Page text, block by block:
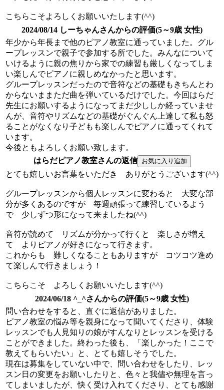
こちらこそよろしくお願いいたします(^^)
2024/08/14 しーちゃんさんからの評価(5～9歳 女性)
年少から年長まで他のピアノ教室に通っていました。グル
ープレッスンで親子で参加する所でした。みんなについて
いけるように親の焦りから家での練習も厳しくなってしま
い楽しんでピアノに親しめなかったと思います。
グループレッスンだったので音符などの基礎もきちんとわ
からないままただ曲を弾いているだけでした。今回はらだ
先生にお願いするようになってまだ少ししか経っていませ
んが、音符やリズムなどの基礎がぐんぐん上達して私も怒
ることがなくなり子どもも楽しんでピアノに通ってくれて
います。
今後ともよろしくお願い致します。
はらだピアノ教室さんの返信
とても嬉しいお言葉をいただき ありがとうございます(^^)
グループレッスンから個人レッスンに変わると 大変な部
分が多くあるのですが 毎週頑張って練習しているよう
で 少しずつ形になって来ましたね(^^)
音符が読めて リズムが分かって行くと 楽しさが増え
て よりピアノが好きになって行きます。
これからも 難しくなることもありますが コツコツ進め
て楽しんで行きましょう！
こちらこそ よろしくお願いいたします(^^)
2024/06/18 ^_^さんからの評価(5～9歳 女性)
問い合わせをすると、直ぐに返信がありました。
ピアノ教室の悩み等を親身になって聞いてくださり、体験
レッスンでも人見知りの娘がすんなりとレッスンを受ける
ことができました。終わった後も、「楽しかった！ここで
教えてもらいたい」と、とても嬉しそうでした。
現在は募集をしていない中で、問い合わせをしたり、レッ
スン日の変更をお願いしたりと、色々と我儘や無理を言っ
てしまいましたが、快く受け入れてくださり、とても感謝